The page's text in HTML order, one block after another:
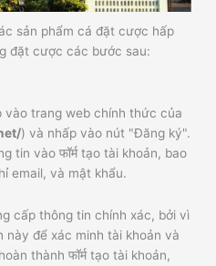
sản phẩm cá đặt cược hấp
đặt cược các bước sau:
vào trang web chính thức của
) và nhấp vào nút "Đăng ký".
tin vào फॉर्म tạo tài khoản, bao
email, và mật khẩu.
cấp thông tin chính xác, bởi vì
này để xác minh tài khoản và
thành फॉर्म tạo tài khoản,